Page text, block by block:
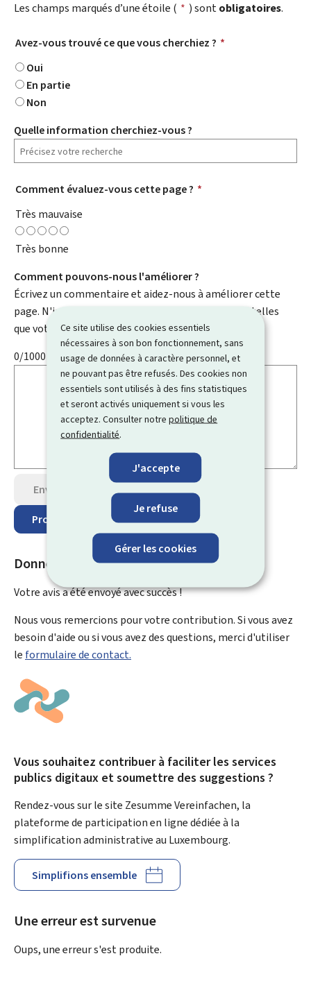
Ce site utilise des cookies essentiels
nécessaires à son bon fonctionnement, sans
usage de données à caractère personnel, et
ne pouvant pas être refusés. Des cookies non
essentiels sont utilisés à des fins statistiques
et seront activés uniquement si vous les
acceptez. Consulter notrepolitique de
confidentialité.
J'accepte
Je refuse
Gérer les cookies
Les champs marqués d’une étoile ( * ) sontobligatoires.
Avez-vous trouvé ce que vous cherchiez ? *
Oui
En partie
Non
Quelle information cherchiez-vous ?
Comment évaluez-vous cette page ? *
Très mauvaise
Très bonne
Comment pouvons-nous l'améliorer ?
Écrivez un commentaire et aidez-nous à améliorer cette
page. N'indiquez pas d'informations personnelles telles
que votre e-mail, nom, numéro de téléphone, etc.
0/1000
Envoyer votre avis
Protection des données
Donnez un avis sur cette page
Votre avis a été envoyé avecsuccès !
Nous vous remercions pour votre contribution. Si vous avez
besoin d'aide ou si vous avez des questions, merci d'utiliser
le formulaire de contact.
Vous souhaitez contribuer à faciliter les services
publics digitaux et soumettre des suggestions ?
Rendez-vous sur le site Zesumme Vereinfachen, la
plateforme de participation en ligne dédiée à la
simplification administrative au Luxembourg.
Simplifions ensemble
Une erreur est survenue
Oups, une erreur s'est produite.